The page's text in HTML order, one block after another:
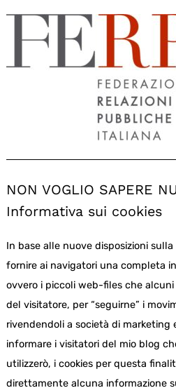
NON VOGLIO SAPERE
Informativa sui cookies
In base alle nuove disposizioni
fornire ai navigatori una completa
ovvero i piccoli web-files che
del visitatore, per “seguirne” i
rivendendoli a società di marketing
informare i visitatori del mio blog
utilizzerò, i cookies per questa
direttamente alcuna informazione